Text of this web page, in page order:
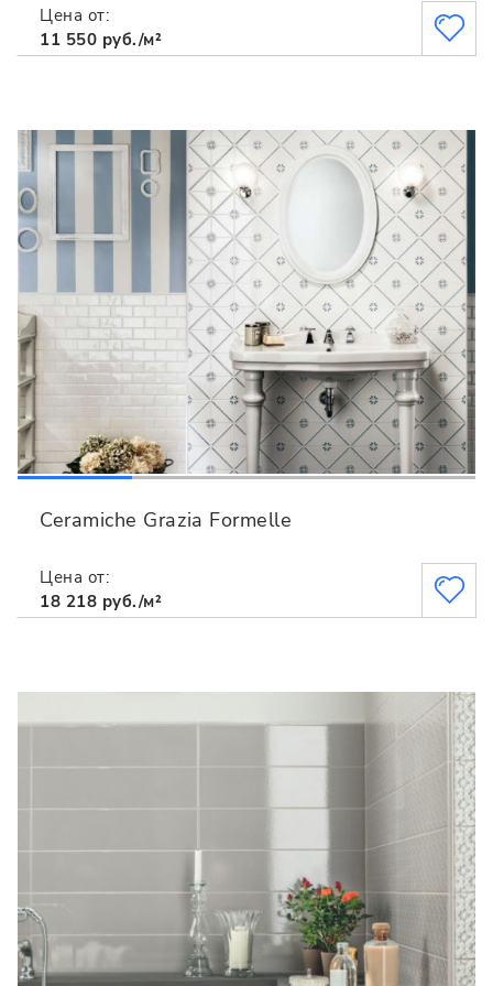
Цена от:
11 550 руб./м²
Ceramiche Grazia Formelle
Цена от:
18 218 руб./м²